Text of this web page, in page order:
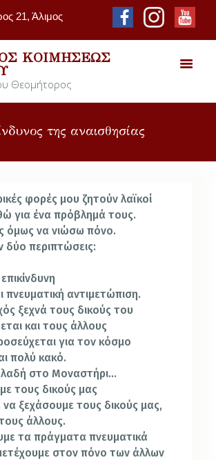
21, Άλιμος
ΚΟΙΜΉΣΕΩΣ
Θεομήτορος
της αναισθησίας
φορές μου ζητούν λαϊκοί
για ένα πρόβλημά τους.
όμως να νιώσω πόνο.
περιπτώσεις:
πνευματική αντιμετώπιση.
ξεχνά τους δικούς του
και τους άλλους
για τον κόσμο
πολύ κακό.
στο Μοναστήρι…
τους δικούς μας
ξεχάσουμε τους δικούς μας,
άλλους.
τα πράγματα πνευματικά
στον πόνο των άλλων